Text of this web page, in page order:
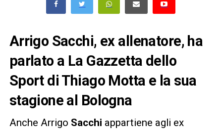
Arrigo Sacchi, ex allenatore, ha
parlato a La Gazzetta dello
Sport di Thiago Motta e la sua
stagione al Bologna
Anche Arrigo Sacchi appartiene agli ex